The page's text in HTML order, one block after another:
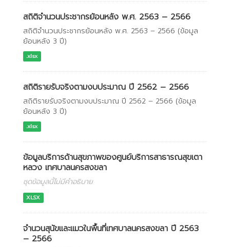
สถิติจำนวนประชากรย้อนหลัง พ.ศ. 2563 – 2566
สถิติจำนวนประชากรย้อนหลัง พ.ศ. 2563 – 2566 (ข้อมูล
ย้อนหลัง 3 ปี)
.xlsx
สถิติรายรับจริงตามงบประมาณ ปี 2562 – 2566
สถิติรายรับจริงตามงบประมาณ ปี 2562 – 2566 (ข้อมูล
ย้อนหลัง 3 ปี)
.xlsx
ข้อมูลบริการด้านสุขภาพของศูนย์บริการสาธารณสุขเตา
หลวง เทศบาลนครสงขลา
ชุดข้อมูลนี้ไม่มีคำอธิบาย
XLSX
จำนวนสุนัขและแมวในพื้นที่เทศบาลนครสงขลา ปี 2563
– 2566